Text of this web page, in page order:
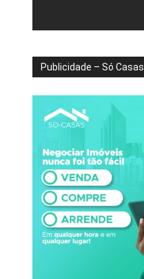
Publicidade – Só Casas